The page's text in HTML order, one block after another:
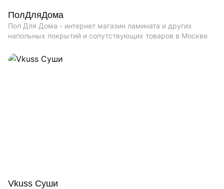
ПолДляДома
Пол Для Дома - интернет магазин ламината и других
напольных покрытий и сопутствующих товаров в Москве
Vkuss Суши